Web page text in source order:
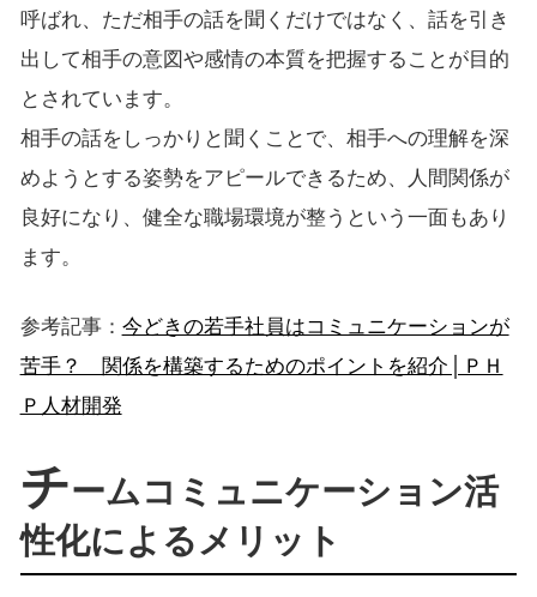
呼ばれ、ただ相手の話を聞くだけではなく、話を引き
出して相手の意図や感情の本質を把握することが目的
とされています。
相手の話をしっかりと聞くことで、相手への理解を深
めようとする姿勢をアピールできるため、人間関係が
良好になり、健全な職場環境が整うという一面もあり
ます。
参考記事： 今どきの若手社員はコミュニケーションが
苦手？ 関係を構築するためのポイントを紹介│ＰＨ
Ｐ人材開発
チームコミュニケーション活
性化によるメリット